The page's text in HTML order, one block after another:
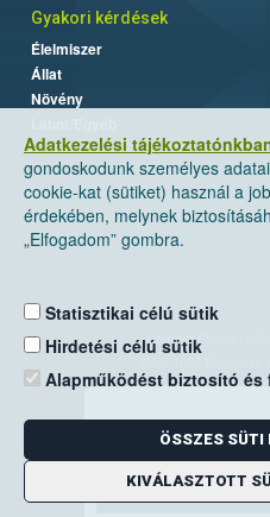
Adatkezelési
gondoskodunk személyes
cookie-kat (sütiket) használ a
érdekében, melynek
„Elfogadom” gombra.
Statisztikai célú sütik
Hirdetési célú sütik
Alapműködést biztosító
ÖSSZES SÜTI
KIVÁLASZTOTT
Gyakori kérdések
Élelmiszer
Állat
Növény
Nemzeti
Levelezési cím:
E-mail:
Zöld szám:
Telefon: